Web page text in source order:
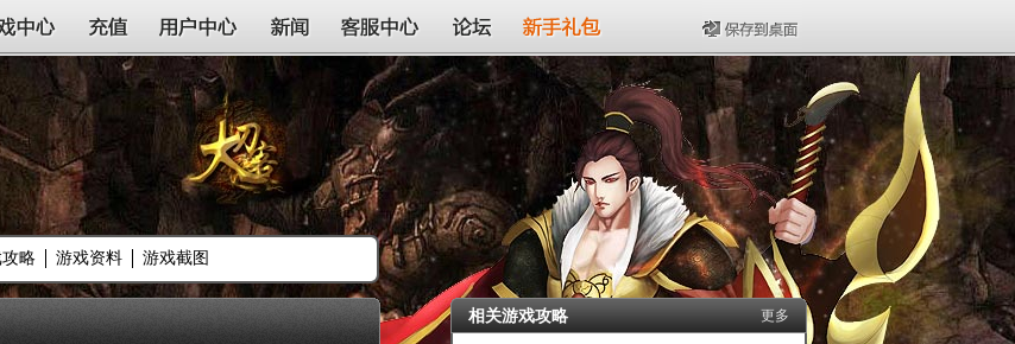
中心 充值 用户中心 新闻 客服中心 论坛 新手礼包 保存到桌面
略 游戏资料 游戏截图
相关游戏攻略 更多